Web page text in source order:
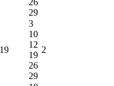
29
3
10
12
19
26
29
2